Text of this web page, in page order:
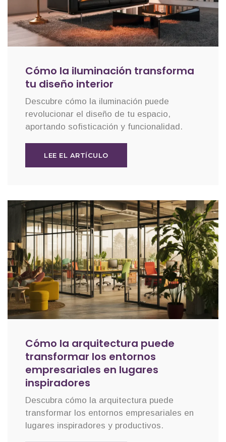
Cómo la iluminación transforma
tu diseño interior
Descubre cómo la iluminación puede
revolucionar el diseño de tu espacio,
aportando sofisticación y funcionalidad.
LEE EL ARTÍCULO
Cómo la arquitectura puede
transformar los entornos
empresariales en lugares
inspiradores
Descubra cómo la arquitectura puede
transformar los entornos empresariales en
lugares inspiradores y productivos.